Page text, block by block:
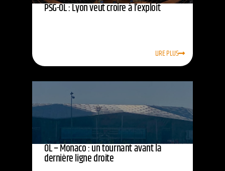
PSG-OL : Lyon veut croire à l’exploit
LIRE PLUS
OL – Monaco : un tournant avant la
dernière ligne droite